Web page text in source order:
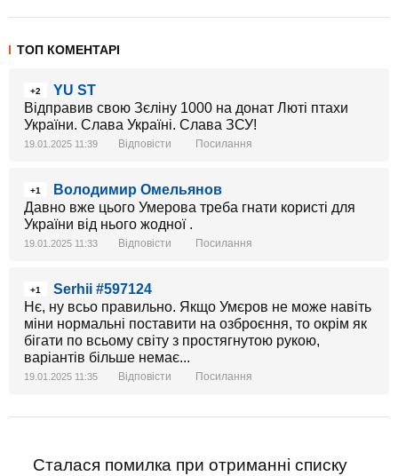
ТОП КОМЕНТАРІ
+2
YU ST
Відправив свою Зєліну 1000 на донат Люті птахи
України. Слава Україні. Слава ЗСУ!
19.01.2025 11:39 Відповісти Посилання
+1
Володимир Омельянов
Давно вже цього Умерова треба гнати користі для
України від нього жодної .
19.01.2025 11:33 Відповісти Посилання
+1
Serhii #597124
Нє, ну всьо правильно. Якщо Умєров не може навіть
міни нормальні поставити на озброєння, то окрім як
бігати по всьому світу з простягнутою рукою,
варіантів більше немає...
19.01.2025 11:35 Відповісти Посилання
Сталася помилка при отриманні списку